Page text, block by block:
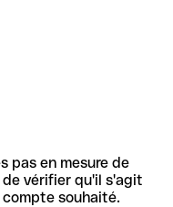
pas en mesure de
vérifier qu'il s'agit
souhaité.